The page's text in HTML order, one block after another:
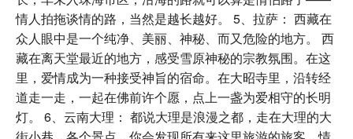
情人拍拖谈情的路，当然是越长越好。 5、拉萨： 西藏在
众人眼中是一个纯净、美丽、神秘、而又危险的地方。 西
藏在离天堂最近的地方，感受雪原神秘的宗教氛围。在这
里，爱情成为一种接受神旨的宿命。在大昭寺里，沿转经
道走一走，一起在佛前许个愿，点上一盏为爱相守的长明
灯。 6、云南大理： 都说大理是浪漫之都，走在大理的大